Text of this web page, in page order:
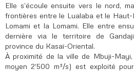
Elle s’écoule ensuite vers le nord,
frontières entre le Lualaba et le
Lomami et la Lomami. Elle entre
dernière via le territoire de
province du Kasaï-Oriental.
À proximité de la ville de Mbuji-
moyen 2'500 m³/s) est exploité